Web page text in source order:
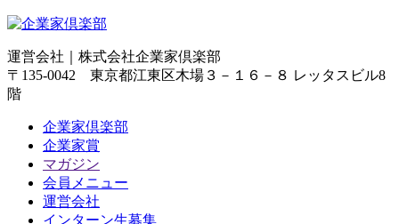
運営会社｜ 株式会社企業家倶楽部
〒135-0042 東京都江東区木場３－１６－８ レッタスビル8
階
企業家倶楽部
企業家賞
マガジン
会員メニュー
運営会社
インターン生募集